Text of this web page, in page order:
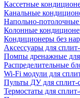
Кассетные
Канальные
Напольно-
Колонные
Кондиционеры без
Аксессуары для
Помпы дренажные для
Распределительные
Wi-Fi модули для
Пульты ДУ для сплит-
Термостаты для